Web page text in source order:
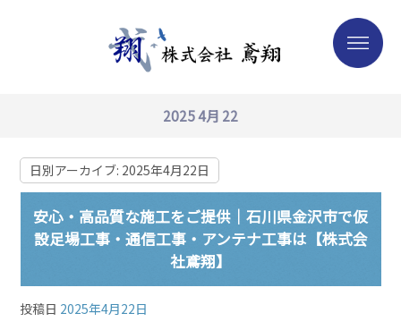
2025 4月 22
日別アーカイブ: 2025年4月22日
安心・高品質な施工をご提供｜石川県金沢市で仮
設足場工事・通信工事・アンテナ工事は【株式会
社鳶翔】
投稿日 2025年4月22日